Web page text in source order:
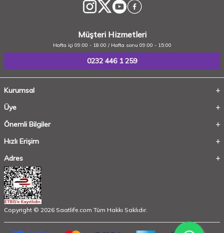
Müşteri Hizmetleri
Hafta içi 09:00 - 18:00 / Hafta sonu 09:00 - 15:00
0232 446 1 259
Kurumsal
Üye
Önemli Bilgiler
Hızlı Erişim
Adres
Copyright © 2026 Saatlife.com Tüm Hakkı Saklıdır.